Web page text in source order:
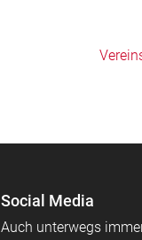
Social Media
Auch unterwegs